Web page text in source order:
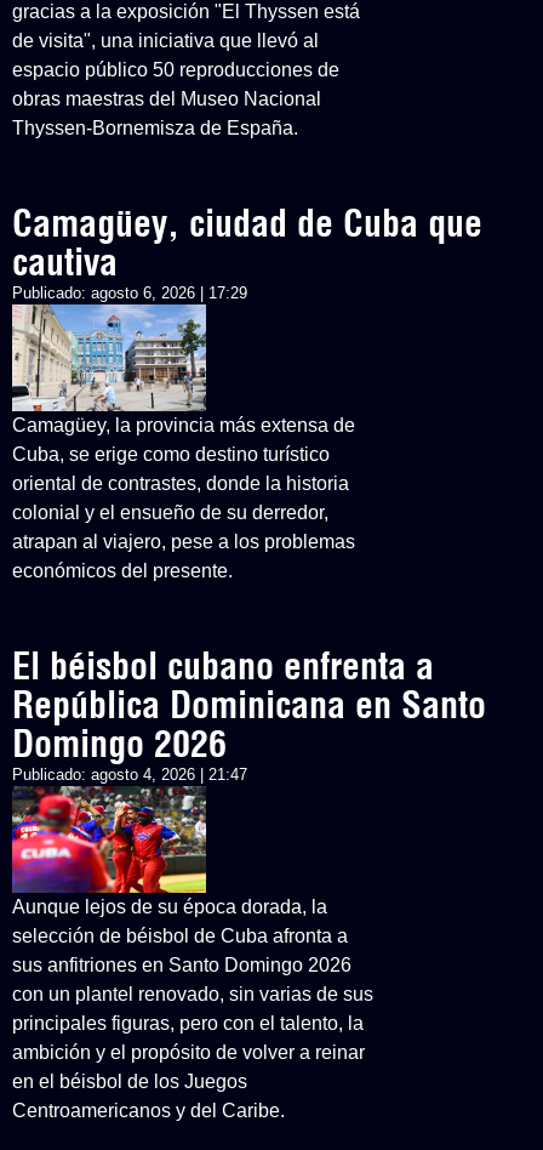
gracias a la exposición "El Thyssen está
de visita", una iniciativa que llevó al
espacio público 50 reproducciones de
obras maestras del Museo Nacional
Thyssen-Bornemisza de España.
Camagüey, ciudad de Cuba que
cautiva
Publicado: agosto 6, 2026 | 17:29
Camagüey, la provincia más extensa de
Cuba, se erige como destino turístico
oriental de contrastes, donde la historia
colonial y el ensueño de su derredor,
atrapan al viajero, pese a los problemas
económicos del presente.
El béisbol cubano enfrenta a
República Dominicana en Santo
Domingo 2026
Publicado: agosto 4, 2026 | 21:47
Aunque lejos de su época dorada, la
selección de béisbol de Cuba afronta a
sus anfitriones en Santo Domingo 2026
con un plantel renovado, sin varias de sus
principales figuras, pero con el talento, la
ambición y el propósito de volver a reinar
en el béisbol de los Juegos
Centroamericanos y del Caribe.